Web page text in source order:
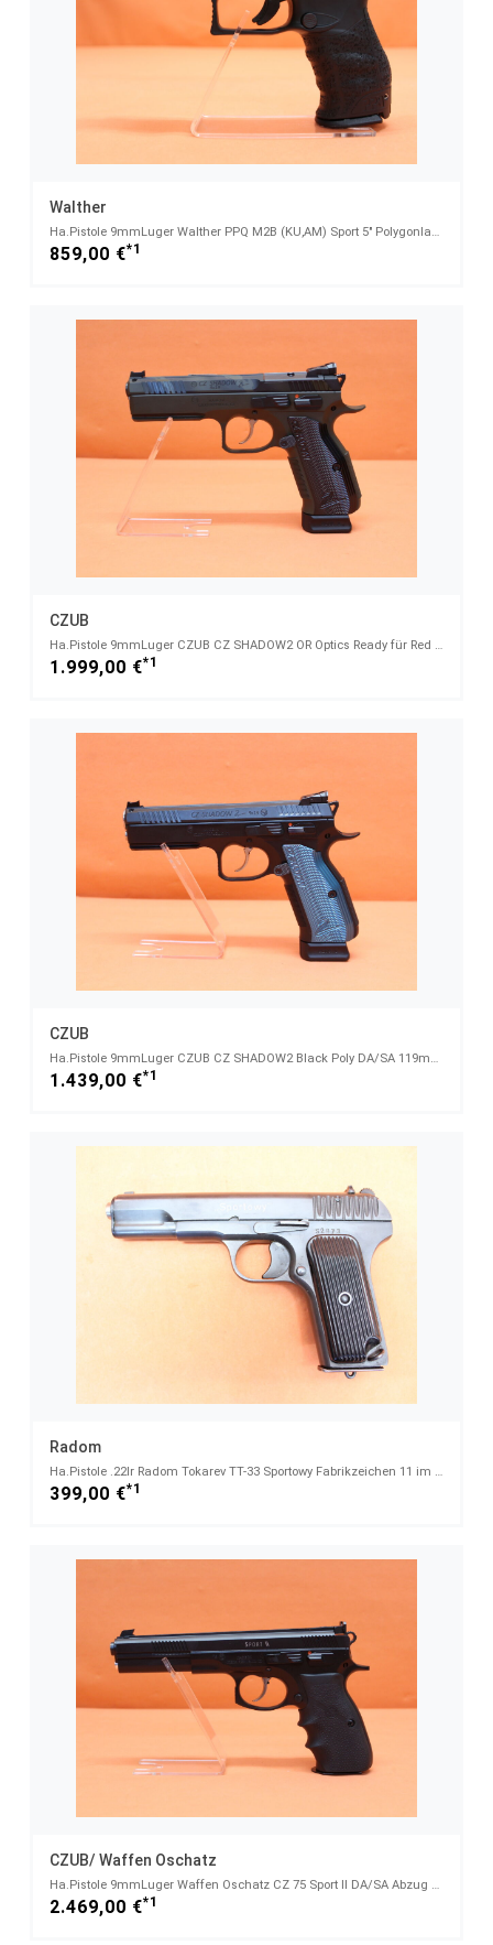
Walther
Ha.Pistole 9mmLuger Walther PPQ M2B (KU,AM) Sport 5" Polygonlauf/ Reservemagazin (9mmPara/9x19)
859,00 €*1
CZUB
Ha.Pistole 9mmLuger CZUB CZ SHADOW2 OR Optics Ready für Red Dot Sight/ Sondermodell Oliv Camo (CZ75)
1.999,00 €*1
CZUB
Ha.Pistole 9mmLuger CZUB CZ SHADOW2 Black Poly DA/SA 119mm Lauf, Sondermodell Barrel Bushing/ BB
1.439,00 €*1
Radom
Ha.Pistole .22lr Radom Tokarev TT-33 Sportowy Fabrikzeichen 11 im Oval mit Ladepatronen
399,00 €*1
CZUB/ Waffen Oschatz
Ha.Pistole 9mmLuger Waffen Oschatz CZ 75 Sport II DA/SA Abzug 6" Lauf/ Sportvisierung (9mmPara/9x19)
2.469,00 €*1